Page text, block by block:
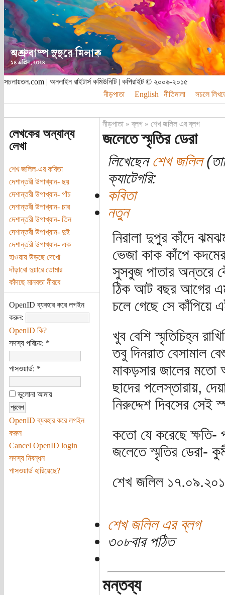
সচলায়তন.com | অনলাইন রাইটার্স কমিউনিটি | কপিরাইট © ২০০৬-২০১৫
নীড়পাতা
English নীতিমালা সচলে
লেখকের অন্যান্য
লেখা
শেখ জলিল-এর কবিতা
দেশান্তরী উপাখ্যান- ছয়
দেশান্তরী উপাখ্যান- পাঁচ
দেশান্তরী উপাখ্যান- চার
দেশান্তরী উপাখ্যান- তিন
দেশান্তরী উপাখ্যান- দুই
দেশান্তরী উপাখ্যান- এক
হাওয়ায় উড়ছে দেখো
দাঁড়াবো দুয়ারে তোমার
কাঁদছে মানবতা নীরবে
OpenID ব্যবহার করে লগইন
করুন:
OpenID কি?
সদস্য পরিচয়: *
পাসওয়ার্ড: *
ভুলোনা আমায়
OpenID ব্যবহার করে লগইন
করুন
Cancel OpenID login
সদস্য নিবন্ধন
পাসওয়ার্ড হারিয়েছে?
নীড়পাতা»ব্লগ» শেখ জলিল এর ব্লগ
জলেতে স্মৃতির ডেরা
লিখেছেনশেখ জলিল
ক্যাটেগরি:
কবিতা
নতুন
নিরালা দুপুর কাঁদে ঝমঝম
ভেজা কাক কাঁপে
সুসবুজ পাতার অন্তরে
ঠিক আট বছর আগের
চলে গেছে সে কাঁপিয়ে
খুব বেশি স্মৃতিচিহ্ন
তবু দিনরাত বেসামাল
মাকড়সার জালের মতো
ছাদের পলেস্তারায়,
নিরুদ্দেশ দিবসের সেই
কতো যে করেছে ক্ষতি-
জলেতে স্মৃতির ডেরা-
শেখ জলিল
শেখ জলিল এর ব্লগ
৩০৮বার পঠিত
মন্তব্য